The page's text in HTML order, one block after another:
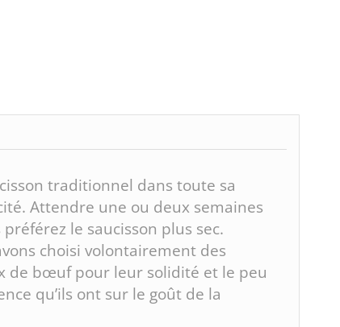
traditionnel dans toute sa
Attendre une ou deux semaines
préférez le saucisson plus sec.
choisi volontairement des
de bœuf pour leur solidité et le peu
qu’ils ont sur le goût de la